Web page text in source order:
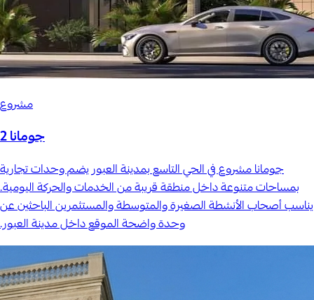
مشروع
جومانا 2
جومانا مشروع في الحي التاسع بمدينة العبور يضم وحدات تجارية
بمساحات متنوعة داخل منطقة قريبة من الخدمات والحركة اليومية.
يناسب أصحاب الأنشطة الصغيرة والمتوسطة والمستثمرين الباحثين عن
وحدة واضحة الموقع داخل مدينة العبور.